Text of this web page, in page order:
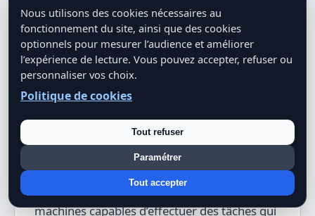
FAQ – Questions fréquentes
sur l’intelligence artificielle
Qu’est-ce que l’intelligence artificielle en
L’intelligence artificielle (IA) est un domaine
de l’informatique qui vise à créer des
machines capables d’effectuer des tâches qui
Nous utilisons des cookies nécessaires au
fonctionnement du site, ainsi que des cookies
optionnels pour mesurer l’audience et améliorer
l’expérience de lecture. Vous pouvez accepter, refuser ou
personnaliser vos choix.
Politique de cookies
Tout refuser
Paramétrer
Tout accepter